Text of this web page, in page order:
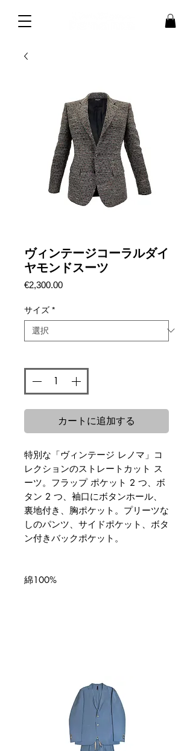
ヴィンテージコーラルダイ
ヤモンドスーツ
€2,300.00価
サイズ *
カートに追加する
特別な「ヴィンテージ レノマ」コ
レクションのストレートカット ス
ーツ。フラップ ポケット 2 つ、ボ
タン 2 つ、袖口にボタンホール、
裏地付き、胸ポケット。プリーツな
しのパンツ、サイドポケット、ボタ
ン付きバックポケット。
綿100%